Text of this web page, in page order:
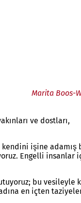
Marita Boos-
ve dostları,
işine
Engelli insanlar
bu
en içten